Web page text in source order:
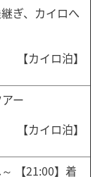
ぎ、カイロへ
【カイロ泊】
ー
【カイロ泊】
【21:00】着